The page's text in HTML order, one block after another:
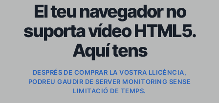
El teu navegador no
suporta vídeo HTML5.
Aquí tens
DESPRÉS DE COMPRAR LA VOSTRA LLICÈNCIA,
PODREU GAUDIR DE SERVER MONITORING SENSE
LIMITACIÓ DE TEMPS.